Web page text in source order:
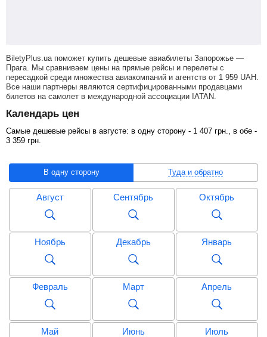
BiletyPlus.ua поможет купить дешевые авиабилеты Запорожье —
Прага. Мы сравниваем цены на прямые рейсы и перелеты с
пересадкой среди множества авиакомпаний и агентств от 1 959 UAH
Все наши партнеры являются сертифицированными продавцами
билетов на самолет в международной ассоциации IATAN.
Календарь цен
Самые дешевые рейсы в августе: в одну сторону - 1 407 грн ., в обе -
3 359 грн
В одну сторону Туда и обратно
Август Сентябрь Октябрь
Ноябрь Декабрь Январь
Февраль Март Апрель
Май Июнь Июль